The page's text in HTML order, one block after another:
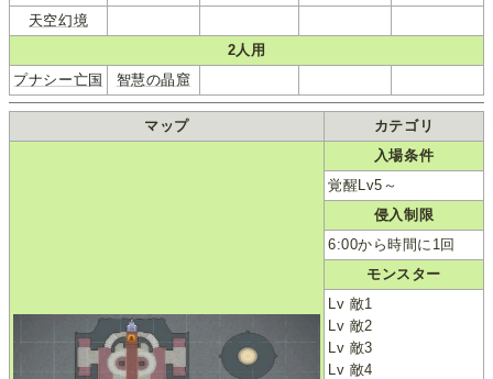
天空幻境
2人用
プナシー亡国
智慧の晶窟
マップ
カテゴリ
入場条件
覚醒Lv5～
侵入制限
6:00から時間に1回
モンスター
Lv 敵1
Lv 敵2
Lv 敵3
Lv 敵4